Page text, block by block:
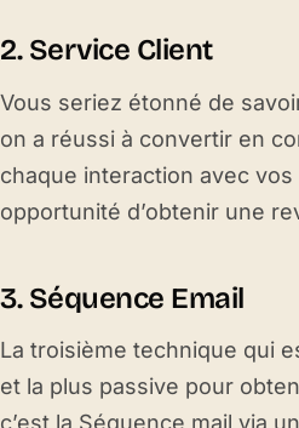
2. Service Client
Vous seriez étonné de
on a réussi à convertir en
chaque interaction avec
opportunité d’obtenir une
3. Séquence Email
La troisième technique qui
et la plus passive pour
c’est la Séquence mail via un